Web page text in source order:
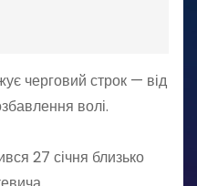
черговий строк — від
волі.
27 січня близько